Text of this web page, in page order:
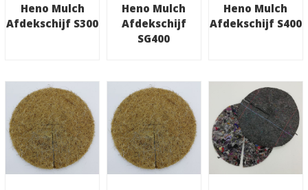
Heno Mulch
Afdekschijf S300
Heno Mulch
Afdekschijf S400
Heno Mulch
Afdekschijf
SG400